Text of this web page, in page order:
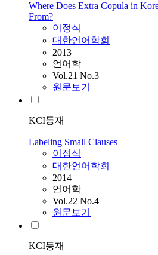
Where Does Extra Copula in
From?
이정식
대한언어학회
2013
언어학
Vol.21 No.3
원문보기
KCI등재
Labeling Small Clauses
이정식
대한언어학회
2014
언어학
Vol.22 No.4
원문보기
KCI등재